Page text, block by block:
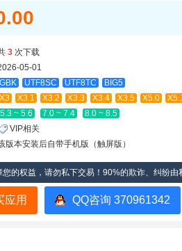
3 次下载
05-01
GBK UTF8SC UTF8TC
BIG5
X3 X3.1 X3.2 X3.3 X3.4 X3.5 X5.0
5.3 ~ 5.6 7.0 ~ 7.4
8.0 ~ 8.5
VIP相关
版本安装后自带手机版（触屏版）
您的权益，请勿私下交易！90%的欺诈、纠纷由
应用 QQ咨询 370961342